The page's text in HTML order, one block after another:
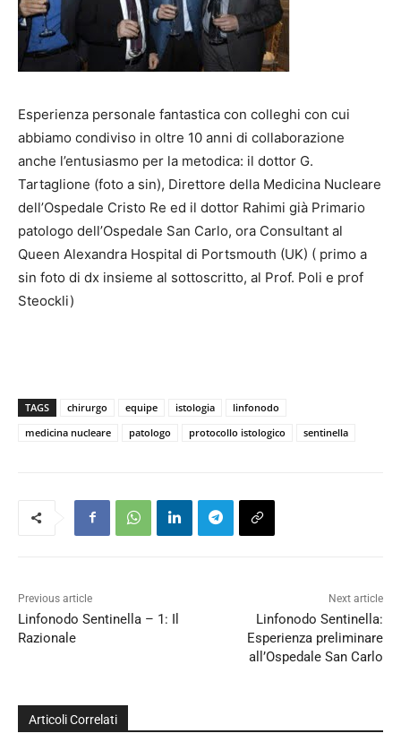
Esperienza personale fantastica con colleghi con cui
abbiamo condiviso in oltre 10 anni di collaborazione
anche l’entusiasmo per la metodica: il dottor G.
Tartaglione (foto a sin), Direttore della Medicina Nucleare
dell’Ospedale Cristo Re ed il dottor Rahimi già Primario
patologo dell’Ospedale San Carlo, ora Consultant al
Queen Alexandra Hospital di Portsmouth (UK) ( primo a
sin foto di dx insieme al sottoscritto, al Prof. Poli e prof
Steockli)
TAGS chirurgo equipe istologia
linfonodo
medicina nucleare
patologo protocollo istologico sentinella
Previous article
Linfonodo Sentinella – 1: Il
Razionale
Next article
Linfonodo Sentinella:
Esperienza preliminare
all’Ospedale San Carlo
Articoli Correlati